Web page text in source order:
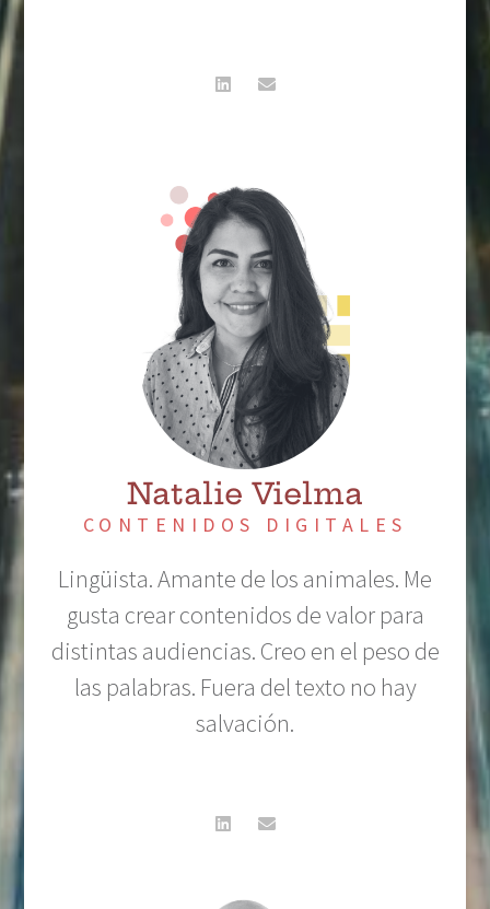
Natalie Vielma
CONTENIDOS DIGITALES
Lingüista. Amante de los animales. Me
gusta crear contenidos de valor para
distintas audiencias. Creo en el peso de
las palabras. Fuera del texto no hay
salvación.